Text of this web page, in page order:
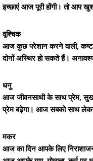
इच्छाएं आज पूरी होंगी। तो आप
वृश्चिक
आज कुछ परेशान करने वाली, कष्ट
दोनों अस्थिर हो सकते हैं।
धनु
आज जीवनसाथी के साथ प्रेम, सुख
प्रेम बढ़ेगा। आज सबको साथ
मकर
आज का दिन आपके लिए